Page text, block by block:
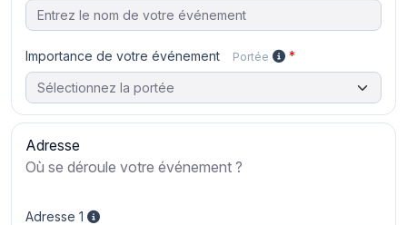
Importance de votre événement Portée
Adresse
Où se déroule votre événement ?
Adresse 1